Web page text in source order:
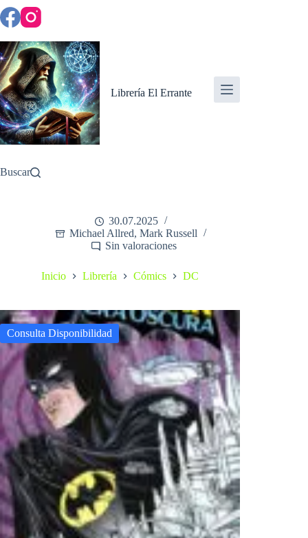
Saltar
al
contenido
Librería El Errante
Buscar
30.07.2025
Michael Allred, Mark Russell
Sin valoraciones
Inicio Librería Cómics DC
Consulta Disponibilidad